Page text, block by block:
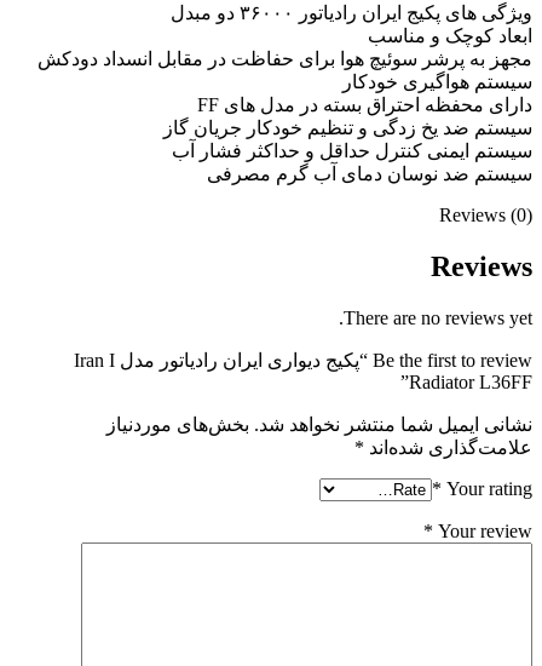
ویژگی های پکیج ایران رادیاتور ۳۶۰۰۰ دو مبدل
ابعاد کوچک و مناسب
مجهز به پرشر سوئیچ هوا برای حفاظت در مقابل انسداد دودکش
سیستم هواگیری خودکار
دارای محفظه احتراق بسته در مدل های FF
سیستم ضد یخ زدگی و تنظیم خودکار جریان گاز
سیستم ایمنی کنترل حداقل و حداکثر فشار آب
سیستم ضد نوسان دمای آب گرم مصرفی
Reviews (0)
Reviews
There are no reviews yet.
Be the first to review “پکیج دیواری ایران رادیاتور مدل Iran I
Radiator L36FF”
نشانی ایمیل شما منتشر نخواهد شد. بخش‌های موردنیاز
علامت‌گذاری شده‌اند *
Your rating
*
Your review
*